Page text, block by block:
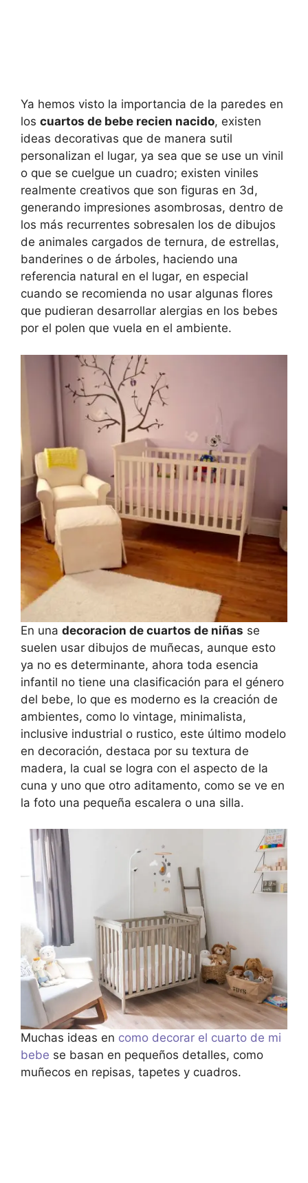
Ya hemos visto la importancia de la paredes en
los cuartos de bebe recien nacido, existen
ideas decorativas que de manera sutil
personalizan el lugar, ya sea que se use un vinil
o que se cuelgue un cuadro; existen viniles
realmente creativos que son figuras en 3d,
generando impresiones asombrosas, dentro de
los más recurrentes sobresalen los de dibujos
de animales cargados de ternura, de estrellas,
banderines o de árboles, haciendo una
referencia natural en el lugar, en especial
cuando se recomienda no usar algunas flores
que pudieran desarrollar alergias en los bebes
por el polen que vuela en el ambiente.
En una decoracion de cuartos de niñas se
suelen usar dibujos de muñecas, aunque esto
ya no es determinante, ahora toda esencia
infantil no tiene una clasificación para el género
del bebe, lo que es moderno es la creación de
ambientes, como lo vintage, minimalista,
inclusive industrial o rustico, este último modelo
en decoración, destaca por su textura de
madera, la cual se logra con el aspecto de la
cuna y uno que otro aditamento, como se ve en
la foto una pequeña escalera o una silla.
Muchas ideas en como decorar el cuarto de mi
bebe se basan en pequeños detalles, como
muñecos en repisas, tapetes y cuadros.